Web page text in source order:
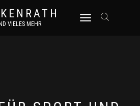
VIELES MEHR
NAVIGATION